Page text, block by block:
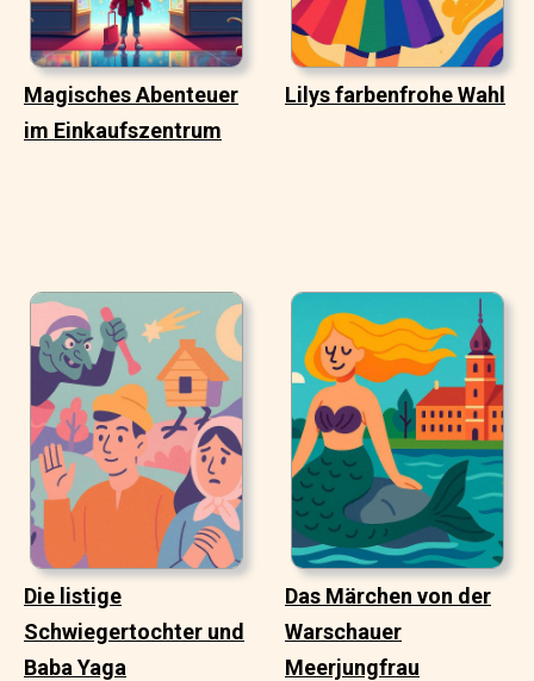
Magisches Abenteuer
im Einkaufszentrum
Lilys farbenfrohe Wahl
Die listige
Schwiegertochter und
Baba Yaga
Das Märchen von der
Warschauer
Meerjungfrau